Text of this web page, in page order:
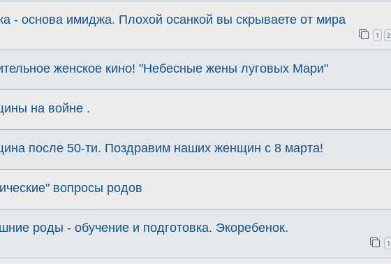
- основа имиджа. Плохой осанкой вы скрываете от мира
1 2
женское кино! "Небесные жены луговых Мари"
на войне .
после 50-ти. Поздравим наших женщин с 8 марта!
вопросы родов
роды - обучение и подготовка. Экоребенок.
1